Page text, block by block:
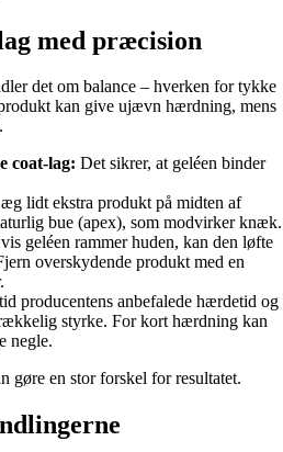
med præcision
det om balance – hverken for tykke
kan give ujævn hærdning, mens
coat-lag: Det sikrer, at geléen binder
lidt ekstra produkt på midten af
bue (apex), som modvirker knæk.
geléen rammer huden, kan den løfte
overskydende produkt med en
producentens anbefalede hærdetid og
styrke. For kort hærdning kan
negle.
gøre en stor forskel for resultatet.